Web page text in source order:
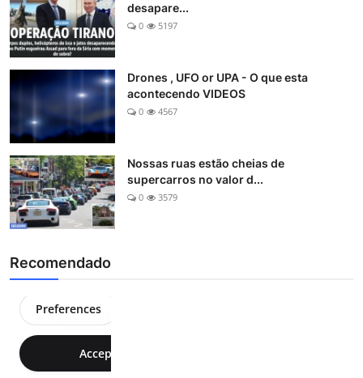
desapare...
0 5197
Drones , UFO or UPA - O que esta
acontecendo VIDEOS
0 4567
Nossas ruas estão cheias de
supercarros no valor d...
0 3579
Recomendado